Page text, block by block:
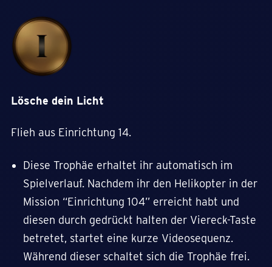
Lösche dein Licht
Flieh aus Einrichtung 14.
Diese Trophäe erhaltet ihr automatisch im
Spielverlauf. Nachdem ihr den Helikopter in der
Mission “Einrichtung 104” erreicht habt und
diesen durch gedrückt halten der Viereck-Taste
betretet, startet eine kurze Videosequenz.
Während dieser schaltet sich die Trophäe frei.